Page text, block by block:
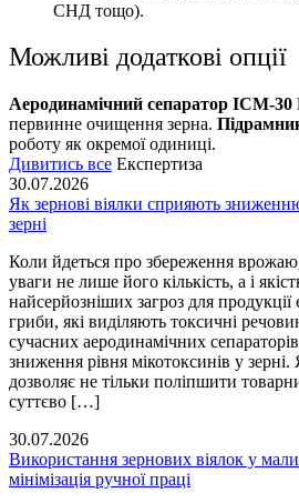
СНД тощо).
Можливі додаткові опції
Аеродинамічний сепаратор ІСМ-30
первинне очищення зерна.
роботу як окремої одиниці.
Дивитись все Експертиза
30.07.2026
Як зернові віялки сприяють
зерні
Коли йдеться про збереження
уваги не лише його кількість, а і
найсерйозніших загроз для продукції
гриби, які виділяють токсичні
сучасних аеродинамічних
зниження рівня мікотоксинів у
дозволяє не тільки поліпшити
суттєво […]
30.07.2026
Використання зернових віялок у
мінімізація ручної праці